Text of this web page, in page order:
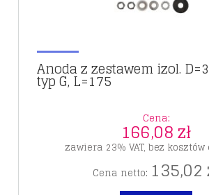
Anoda z zestawem izol.
typ G, L=175
Cena:
166,08 zł
zawiera 23% VAT, bez
Cena netto: 135,02